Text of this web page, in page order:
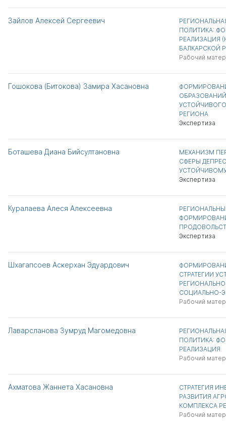
Зайлов Алексей Сергеевич
ПОЛИТИКА:
РЕАЛИЗАЦИЯ
БАЛКАРСКОЙ
Рабочий
Гошокова (Битокова) Замира Хасановна
РЕГИОНА
Экспертиза
Боташева Диана Бийсултановна
МЕХАНИЗМ
СФЕРЫ
Экспертиза
Куралаева Алеся Алексеевна
Экспертиза
Шхагапсоев Аскерхан Эдуардович
СТРАТЕГИИ
СОЦИАЛЬНО-
Рабочий
Лаварсланова Зумруд Магомедовна
ПОЛИТИКА:
РЕАЛИЗАЦИЯ
Рабочий
Ахматова Жаннета Хасановна
СТРАТЕГИЯ
РАЗВИТИЯ
КОМПЛЕКСА
Рабочий